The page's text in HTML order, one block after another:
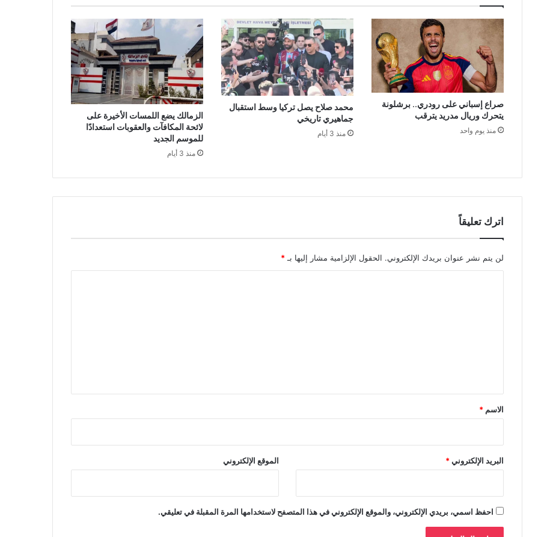
صراع إسباني على رودري.. برشلونة
يتحرك وريال مدريد يترقب
منذ يوم واحد
محمد صلاح يصل تركيا وسط استقبال
جماهيري تاريخي
منذ 3 أيام
الزمالك يضع اللمسات الأخيرة على
لائحة المكافآت والعقوبات استعدادًا
للموسم الجديد
منذ 3 أيام
اترك تعليقاً
لن يتم نشر عنوان بريدك الإلكتروني. الحقول الإلزامية مشار إليها بـ *
*
الاسم *
البريد الإلكتروني* الموقع الإلكتروني
احفظ اسمي، بريدي الإلكتروني، والموقع الإلكتروني في هذا المتصفح لاستخدامها المرة المقبلة في تعليقي.